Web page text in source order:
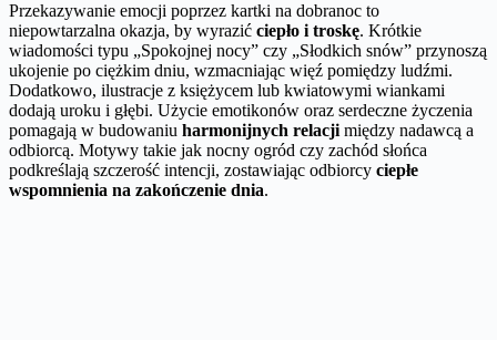
Przekazywanie emocji poprzez kartki na dobranoc to
niepowtarzalna okazja, by wyrazić ciepło i troskę. Krótkie
wiadomości typu „Spokojnej nocy” czy „Słodkich snów” przynoszą
ukojenie po ciężkim dniu, wzmacniając więź pomiędzy ludźmi.
Dodatkowo, ilustracje z księżycem lub kwiatowymi wiankami
dodają uroku i głębi. Użycie emotikonów oraz serdeczne życzenia
pomagają w budowaniu harmonijnych relacji między nadawcą a
odbiorcą. Motywy takie jak nocny ogród czy zachód słońca
podkreślają szczerość intencji, zostawiając odbiorcy ciepłe
wspomnienia na zakończenie dnia.